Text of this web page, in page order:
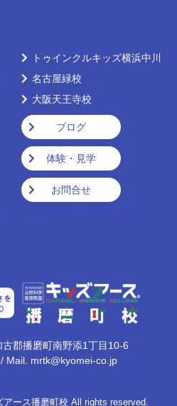
トゥインクルキッズ横浜中川
名古屋緑校
大阪天王寺校
ブログ
体験・見学
お問合せ
古郡播磨町南野添1丁目10-6
/ Mail. mrtk@kyomei-co.jp
ース播磨町校 All rights reserved.